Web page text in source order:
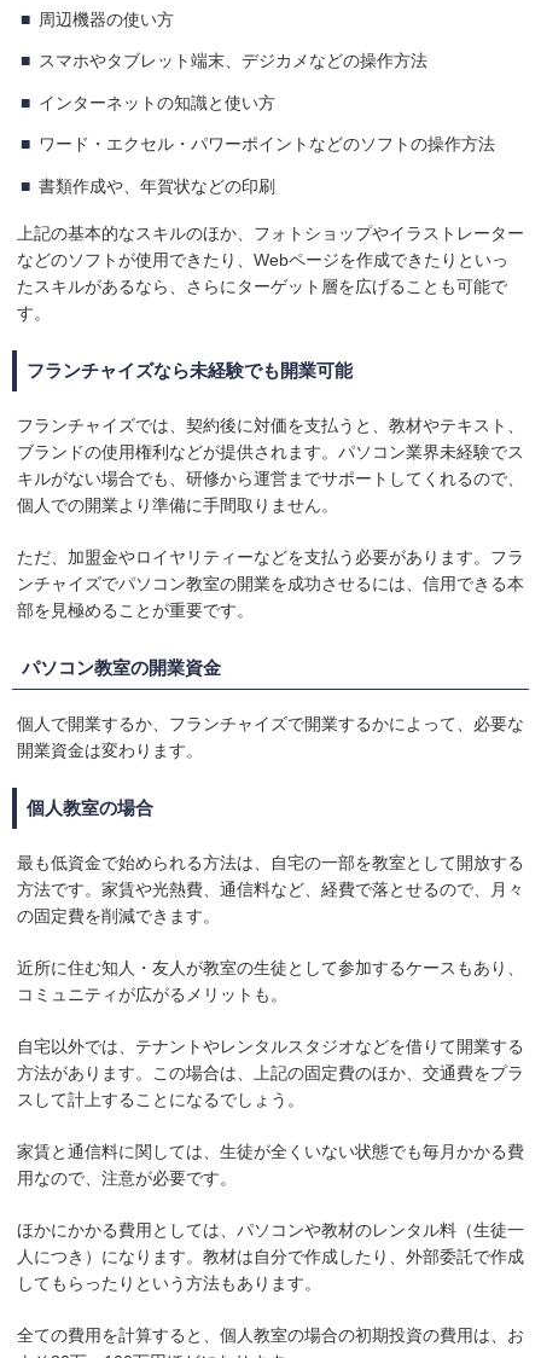
周辺機器の使い方
スマホやタブレット端末、デジカメなどの操作方法
インターネットの知識と使い方
ワード・エクセル・パワーポイントなどのソフトの操作方法
書類作成や、年賀状などの印刷
上記の基本的なスキルのほか、フォトショップやイラストレーター
などのソフトが使用できたり、Webページを作成できたりといっ
たスキルがあるなら、さらにターゲット層を広げることも可能で
す。
フランチャイズなら未経験でも開業可能
フランチャイズでは、契約後に対価を支払うと、教材やテキスト、
ブランドの使用権利などが提供されます。パソコン業界未経験でス
キルがない場合でも、研修から運営までサポートしてくれるので、
個人での開業より準備に手間取りません。
ただ、加盟金やロイヤリティーなどを支払う必要があります。フラ
ンチャイズでパソコン教室の開業を成功させるには、信用できる本
部を見極めることが重要です。
パソコン教室の開業資金
個人で開業するか、フランチャイズで開業するかによって、必要な
開業資金は変わります。
個人教室の場合
最も低資金で始められる方法は、自宅の一部を教室として開放する
方法です。家賃や光熱費、通信料など、経費で落とせるので、月々
の固定費を削減できます。
近所に住む知人・友人が教室の生徒として参加するケースもあり、
コミュニティが広がるメリットも。
自宅以外では、テナントやレンタルスタジオなどを借りて開業する
方法があります。この場合は、上記の固定費のほか、交通費をプラ
スして計上することになるでしょう。
家賃と通信料に関しては、生徒が全くいない状態でも毎月かかる費
用なので、注意が必要です。
ほかにかかる費用としては、パソコンや教材のレンタル料（生徒一
人につき）になります。教材は自分で作成したり、外部委託で作成
してもらったりという方法もあります。
全ての費用を計算すると、個人教室の場合の初期投資の費用は、お